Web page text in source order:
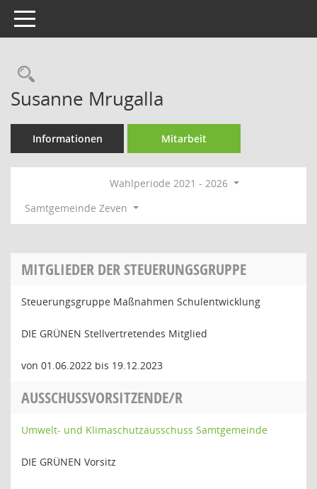
Toggle navigation
Rechercheauswahl
Susanne Mrugalla
Informationen Mitarbeit
Wahlperiode 2021 - 2026
Samtgemeinde Zeven
MITGLIEDER DER STEUERUNGSGRUPPE
Steuerungsgruppe Maßnahmen Schulentwicklung
DIE GRÜNEN Stellvertretendes Mitglied
von 01.06.2022 bis 19.12.2023
AUSSCHUSSVORSITZENDE/R
Umwelt- und Klimaschutzausschuss Samtgemeinde
DIE GRÜNEN Vorsitz